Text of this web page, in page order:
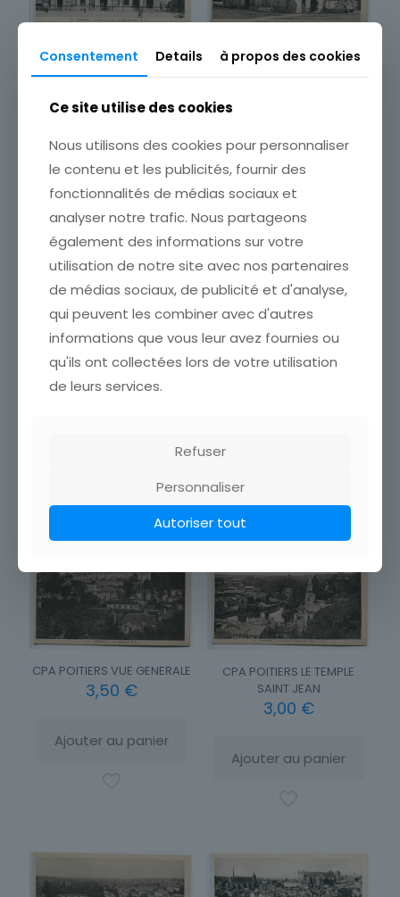
CPA POITIERS LA PLACE D
ARMES LHOTEL DE VILLE
3,00€
CPA POITIERS EGLISE NOTRE
DAME LA GRANDE
Ajouter au panier
CPA POITIERS LE CATHEDRALE
2,00€
CPA POITIERS LE CLAIN VERS
CPA POITIERS VUE GENERALE
3,50 €
Ajouter au panier
CPA POITIERS LE TEMPLE
SAINT JEAN
3,00 €
Ajouter au panier
Consentement Details à propos des cookies
Ce site utilise des cookies
Nous utilisons des cookies pour personnaliser
le contenu et les publicités, fournir des
fonctionnalités de médias sociaux et
analyser notre trafic. Nous partageons
également des informations sur votre
utilisation de notre site avec nos partenaires
de médias sociaux, de publicité et d'analyse,
qui peuvent les combiner avec d'autres
informations que vous leur avez fournies ou
qu'ils ont collectées lors de votre utilisation
de leurs services.
Refuser
Personnaliser
Autoriser tout